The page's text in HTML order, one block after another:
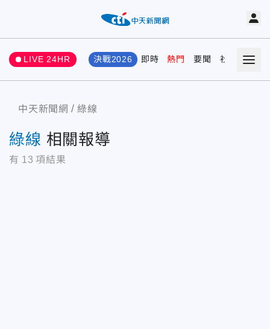
LIVE 24HR 決戰2026 即時 熱門 要聞 社會 娛樂
中天新聞網 綠線
綠線 相關報導
有 13 項結果